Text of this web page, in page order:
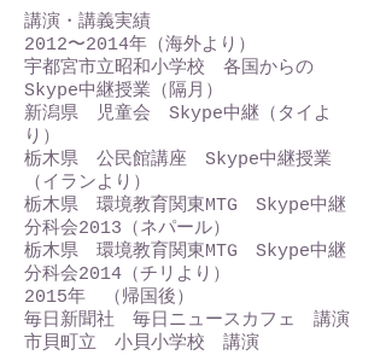
講演・講義実績
2012〜2014年（海外より）
宇都宮市立昭和小学校 各国からの
Skype中継授業（隔月）
新潟県 児童会 Skype中継（タイよ
り）
栃木県 公民館講座 Skype中継授業
（イランより）
栃木県 環境教育関東MTG Skype中継
分科会2013（ネパール）
栃木県 環境教育関東MTG Skype中継
分科会2014（チリより）
2015年 （帰国後）
毎日新聞社 毎日ニュースカフェ 講演
市貝町立 小貝小学校 講演